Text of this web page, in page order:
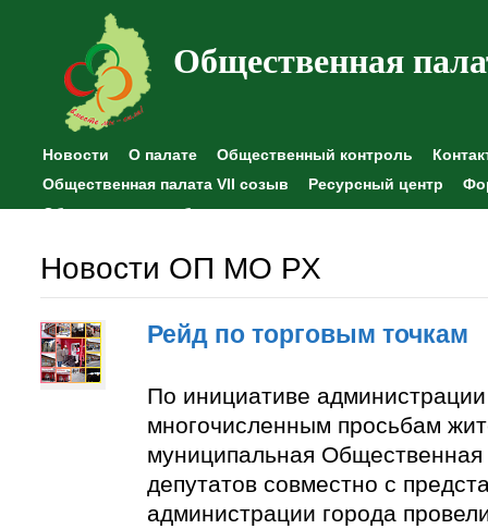
Общественная
Новости О палате Общественный контроль
Общественная палата VII созыв
Ресурсный центр
Общественные наблюдения
Новости ОП МО РХ
Рейд по торговым точкам
По инициативе
многочисленным просьбам
муниципальная Общественная
депутатов совместно с
администрации города